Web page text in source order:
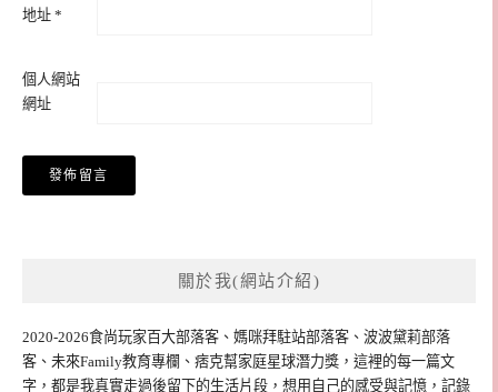
地址 *
個人網站
網址
關於我(網站介紹)
2020-2026食尚玩家百大部落客、媽咪拜駐站部落客、波波黛莉部落
客、未來Family教育專欄、痞克幫家庭星球潛力獎，這裡的每一篇文
字，都是我真實走過後留下的生活片段，想用自己的感受與記憶，記錄